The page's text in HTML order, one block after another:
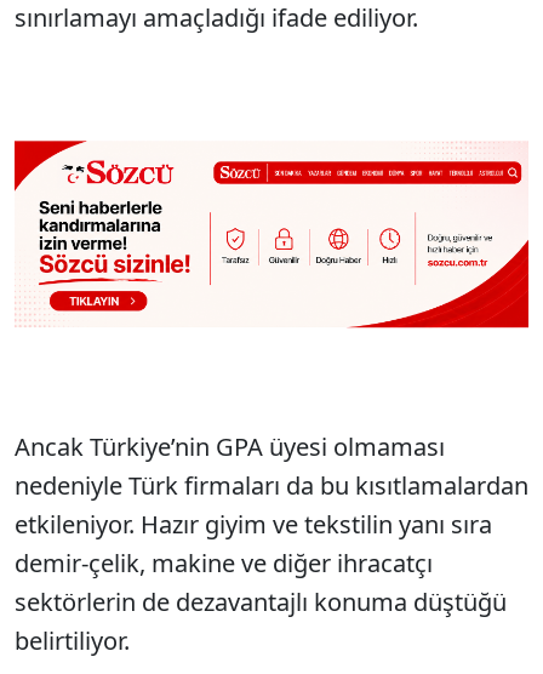
sınırlamayı amaçladığı ifade ediliyor.
Ancak Türkiye’nin GPA üyesi olmaması
nedeniyle Türk firmaları da bu kısıtlamalardan
etkileniyor. Hazır giyim ve tekstilin yanı sıra
demir-çelik, makine ve diğer ihracatçı
sektörlerin de dezavantajlı konuma düştüğü
belirtiliyor.